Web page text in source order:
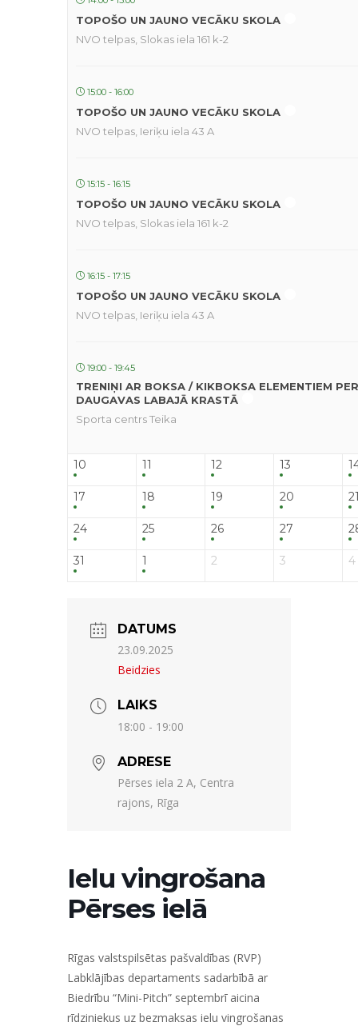
TOPOŠO UN JAUNO VECĀKU SKOLA
NVO telpas, Slokas iela 161 k-2
15:00 - 16:00
TOPOŠO UN JAUNO VECĀKU SKOLA
NVO telpas, Ieriķu iela 43 A
15:15 - 16:15
TOPOŠO UN JAUNO VECĀKU SKOLA
NVO telpas, Slokas iela 161 k-2
16:15 - 17:15
TOPOŠO UN JAUNO VECĀKU SKOLA
NVO telpas, Ieriķu iela 43 A
19:00 - 19:45
TRENIŅI AR BOKSA / KIKBOKSA ELEMENTIEM
DAUGAVAS LABAJĀ KRASTĀ
Sporta centrs Teika
10 11 12 13
17 18 19 20
24 25 26 27
31 1 2 3 4
DATUMS
23.09.2025
Beidzies
LAIKS
18:00 - 19:00
ADRESE
Pērses iela 2 A, Centra
rajons, Rīga
Ielu vingrošana
Pērses ielā
Rīgas valstspilsētas pašvaldības (RVP)
Labklājības departaments sadarbībā ar
Biedrību “Mini-Pitch” septembrī aicina
rīdziniekus uz bezmaksas ielu vingrošanas